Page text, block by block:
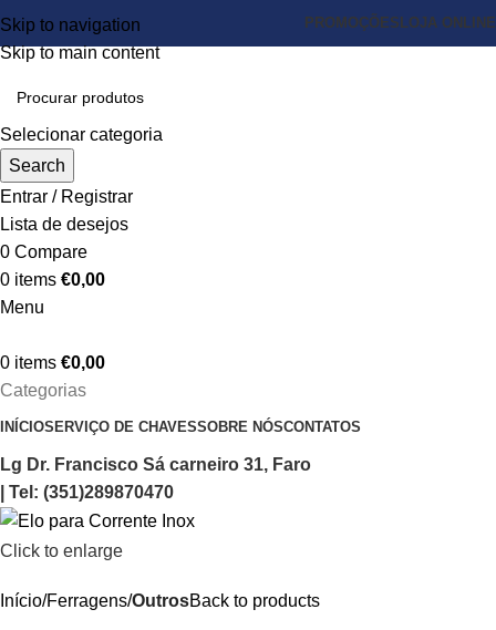
Skip to navigation
Skip to main content
PROMOÇÕES LOJA ONLINE
Selecionar categoria
Search
Entrar / Registrar
Lista de desejos
0 Compare
0 items €0,00
Menu
0 items €0,00
Categorias
INÍCIOSERVIÇO DE CHAVESSOBRE NÓSCONTATOS
Lg Dr. Francisco Sá carneiro 31, Faro
| Tel: (351)289870470
Click to enlarge
Início Ferragens OutrosBack to products